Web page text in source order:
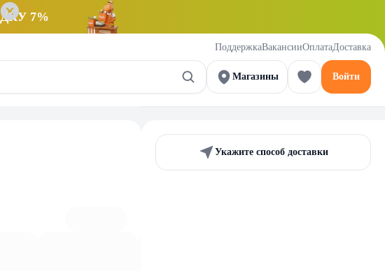
7%
ПоддержкаВакансииОплатаДоставка
Магазины Войти
Укажите способ доставки